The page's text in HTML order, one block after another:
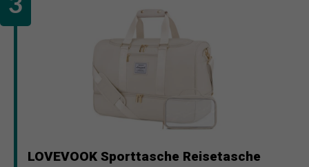
LOVEVOOK Sporttasche Reisetasche